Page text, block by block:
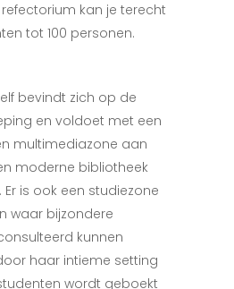
kan je terecht
tot 100 personen.
bevindt zich op de
en voldoet met een
multimediazone aan
moderne bibliotheek
is ook een studiezone
waar bijzondere
kunnen
haar intieme setting
wordt geboekt